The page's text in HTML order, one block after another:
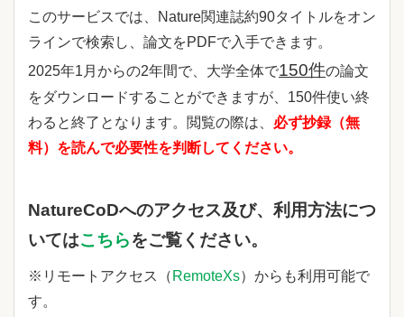
このサービスでは、Nature関連誌約90タイトルをオン
ラインで検索し、論文をPDFで入手できます。
2025年1月からの2年間で、大学全体で150件の論文
をダウンロードすることができますが、150件使い終
わると終了となります。閲覧の際は、 必ず抄録（無
料）を読んで必要性を判断してください。
NatureCoDへのアクセス及び、利用方法につ
いてはこちらをご覧ください。
※リモートアクセス（ RemoteXs）からも利用可能で
す。